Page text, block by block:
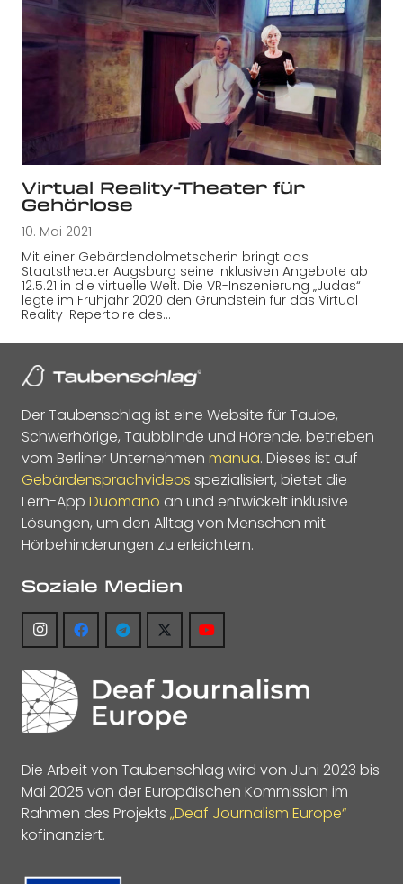
Virtual Reality-Theater für
Gehörlose
10. Mai 2021
Mit einer Gebärdendolmetscherin bringt das
Staatstheater Augsburg seine inklusiven Angebote ab
12.5.21 in die virtuelle Welt. Die VR-Inszenierung „Judas“
legte im Frühjahr 2020 den Grundstein für das Virtual
Reality-Repertoire des…
Der Taubenschlag ist eine Website für Taube,
Schwerhörige, Taubblinde und Hörende, betrieben
vom Berliner Unternehmen manua. Dieses ist auf
Gebärdensprachvideos spezialisiert, bietet die
Lern-App Duomano an und entwickelt inklusive
Lösungen, um den Alltag von Menschen mit
Hörbehinderungen zu erleichtern.
Soziale Medien
Die Arbeit von Taubenschlag wird von Juni 2023 bis
Mai 2025 von der Europäischen Kommission im
Rahmen des Projekts „Deaf Journalism Europe“
kofinanziert.